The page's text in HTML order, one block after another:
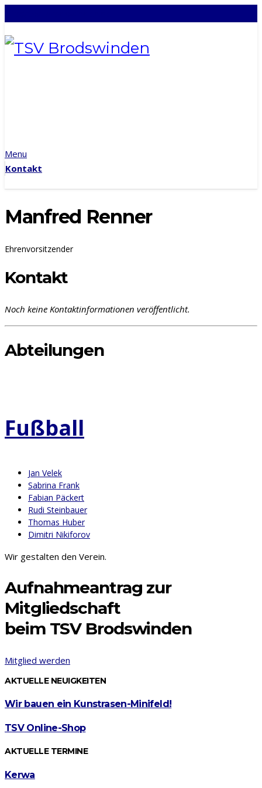
Menu
Kontakt
Manfred Renner
Ehrenvorsitzender
Kontakt
Noch keine Kontaktinformationen veröffentlicht.
Abteilungen
Fußball
Jan Velek
Sabrina Frank
Fabian Päckert
Rudi Steinbauer
Thomas Huber
Dimitri Nikiforov
Wir gestalten den Verein.
Aufnahmeantrag zur
Mitgliedschaft
beim TSV Brodswinden
Mitglied werden
AKTUELLE NEUIGKEITEN
Wir bauen ein Kunstrasen-Minifeld!
TSV Online-Shop
AKTUELLE TERMINE
Kerwa